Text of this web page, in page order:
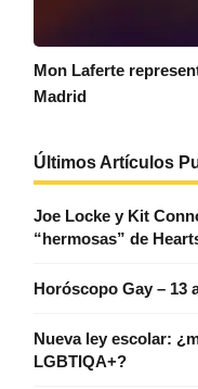
Mon Laferte
Madrid
Últimos Artículos
Joe Locke y Kit
“hermosas” de
Horóscopo Gay – 13
Nueva ley escolar:
LGBTIQA+?